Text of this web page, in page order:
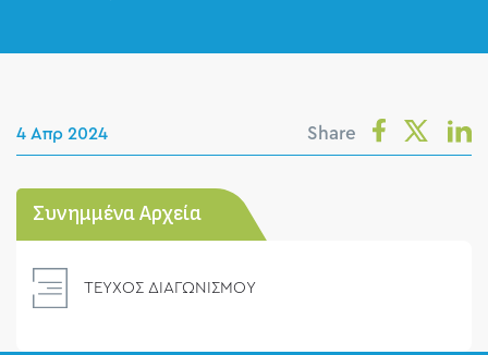
4 Απρ 2024 Share
Συνημμένα Αρχεία
ΤΕΥΧΟΣ ΔΙΑΓΩΝΙΣΜΟΥ